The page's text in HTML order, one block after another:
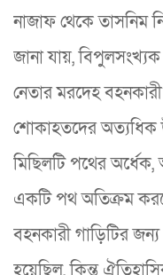
নাজাফ থেকে তাসনিম
জানা যায়,
নেতার মরদেহ
শোকাহতদের অত্যধিক
মিছিলটি পথের অর্ধেক,
একটি পথ অতিক্রম
বহনকারী গাড়িটির জন্য